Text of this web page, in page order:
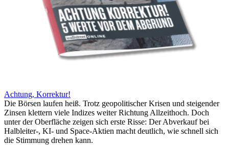
Achtung, Korrektur!
Die Börsen laufen heiß. Trotz geopolitischer Krisen und steigender
Zinsen klettern viele Indizes weiter Richtung Allzeithoch. Doch
unter der Oberfläche zeigen sich erste Risse: Der Abverkauf bei
Halbleiter-, KI- und Space-Aktien macht deutlich, wie schnell sich
die Stimmung drehen kann.